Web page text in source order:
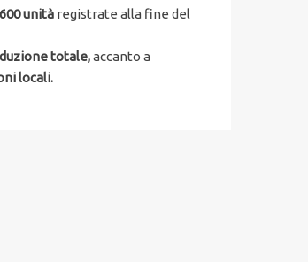
unità registrate alla fine del
totale,accanto a
locali.